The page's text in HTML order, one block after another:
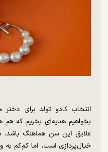
بخواهیم هدیه‌ای بخریم که هم
علایق این سن هماهنگ باشد.
خیال‌پردازی است، اما کم‌کم